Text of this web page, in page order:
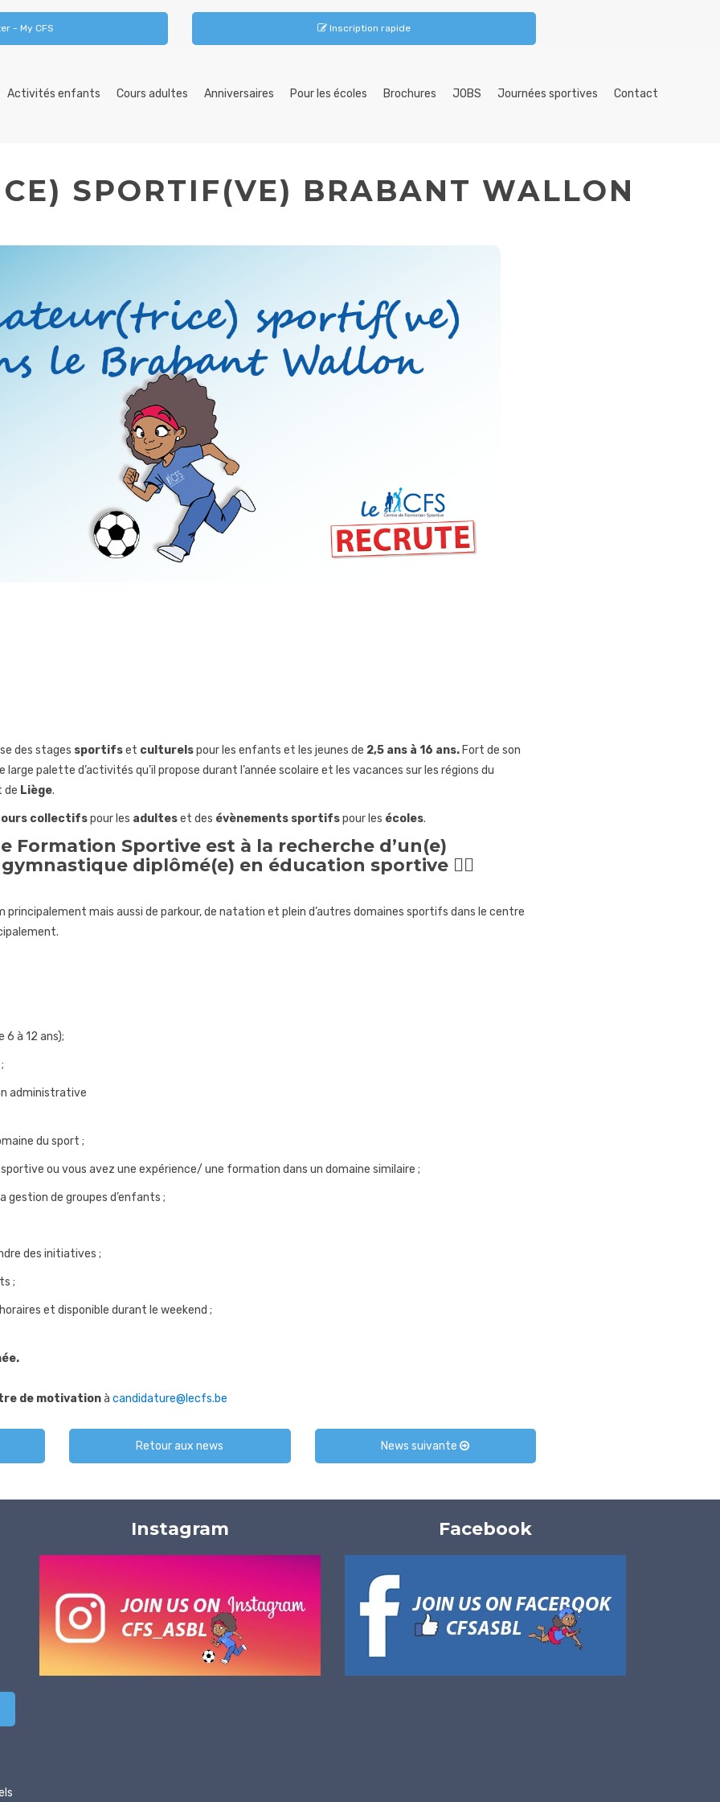
- My CFS Inscription rapide
Activités enfants Cours adultes Anniversaires Pour les écoles Brochures JOBS Journées sportives Contact
SPORTIF(VE) BRABANT WALLON
des stages sportifset culturelspour les enfants et les jeunes de 2,5 ans à 16 ans. Fort de son
large palette d’activités qu’il propose durant l’année scolaire et les vacances sur les régions du
de Liège.
collectifspour les adulteset des évènements sportifspour les écoles.
Formation Sportive est à la recherche d’un(e)
diplômé(e) en éducation sportive 🤸‍♀️
mais aussi de parkour, de natation et plein d’autres domaines sportifs dans le centre
6 à 12 ans);
administrative
du sport ;
ou vous avez une expérience/ une formation dans un domaine similaire ;
gestion de groupes d’enfants ;
des initiatives ;
;
et disponible durant le weekend ;
de motivationà candidature@lecfs.be
Retour aux news News suivante
Instagram Facebook